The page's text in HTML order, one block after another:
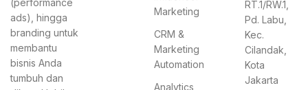
(performance
ads), hingga
branding untuk
membantu
bisnis Anda
tumbuh dan
Marketing
CRM &
Marketing
Automation
Analytics
RT.1/RW.1,
Pd. Labu,
Kec.
Cilandak,
Kota
Jakarta